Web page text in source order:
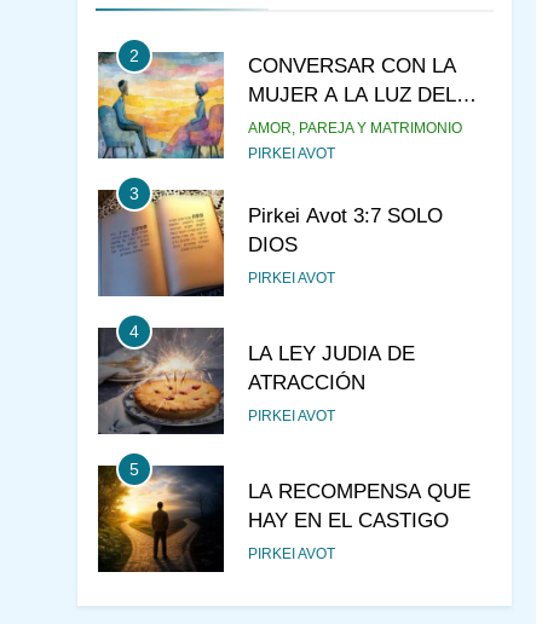
2
CONVERSAR CON LA
MUJER A LA LUZ DEL
JUDAÍSMO
AMOR, PAREJA Y MATRIMONIO
PIRKEI AVOT
3
Pirkei Avot 3:7 SOLO
DIOS
PIRKEI AVOT
4
LA LEY JUDIA DE
ATRACCIÓN
PIRKEI AVOT
5
LA RECOMPENSA QUE
HAY EN EL CASTIGO
PIRKEI AVOT
6